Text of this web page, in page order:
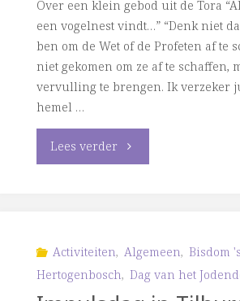
huis
voor
alle
volken
van
Over een klein gebod uit de Tora
een vogelnest vindt…” “Denk niet
ben om de Wet of de Profeten af te
niet gekomen om ze af te schaffen,
vervulling te brengen. Ik verzeker
hemel …
Lees verder "Over
gebod
uit
Activiteiten, Algemeen, Bisdom
Hertogenbosch, Dag van het